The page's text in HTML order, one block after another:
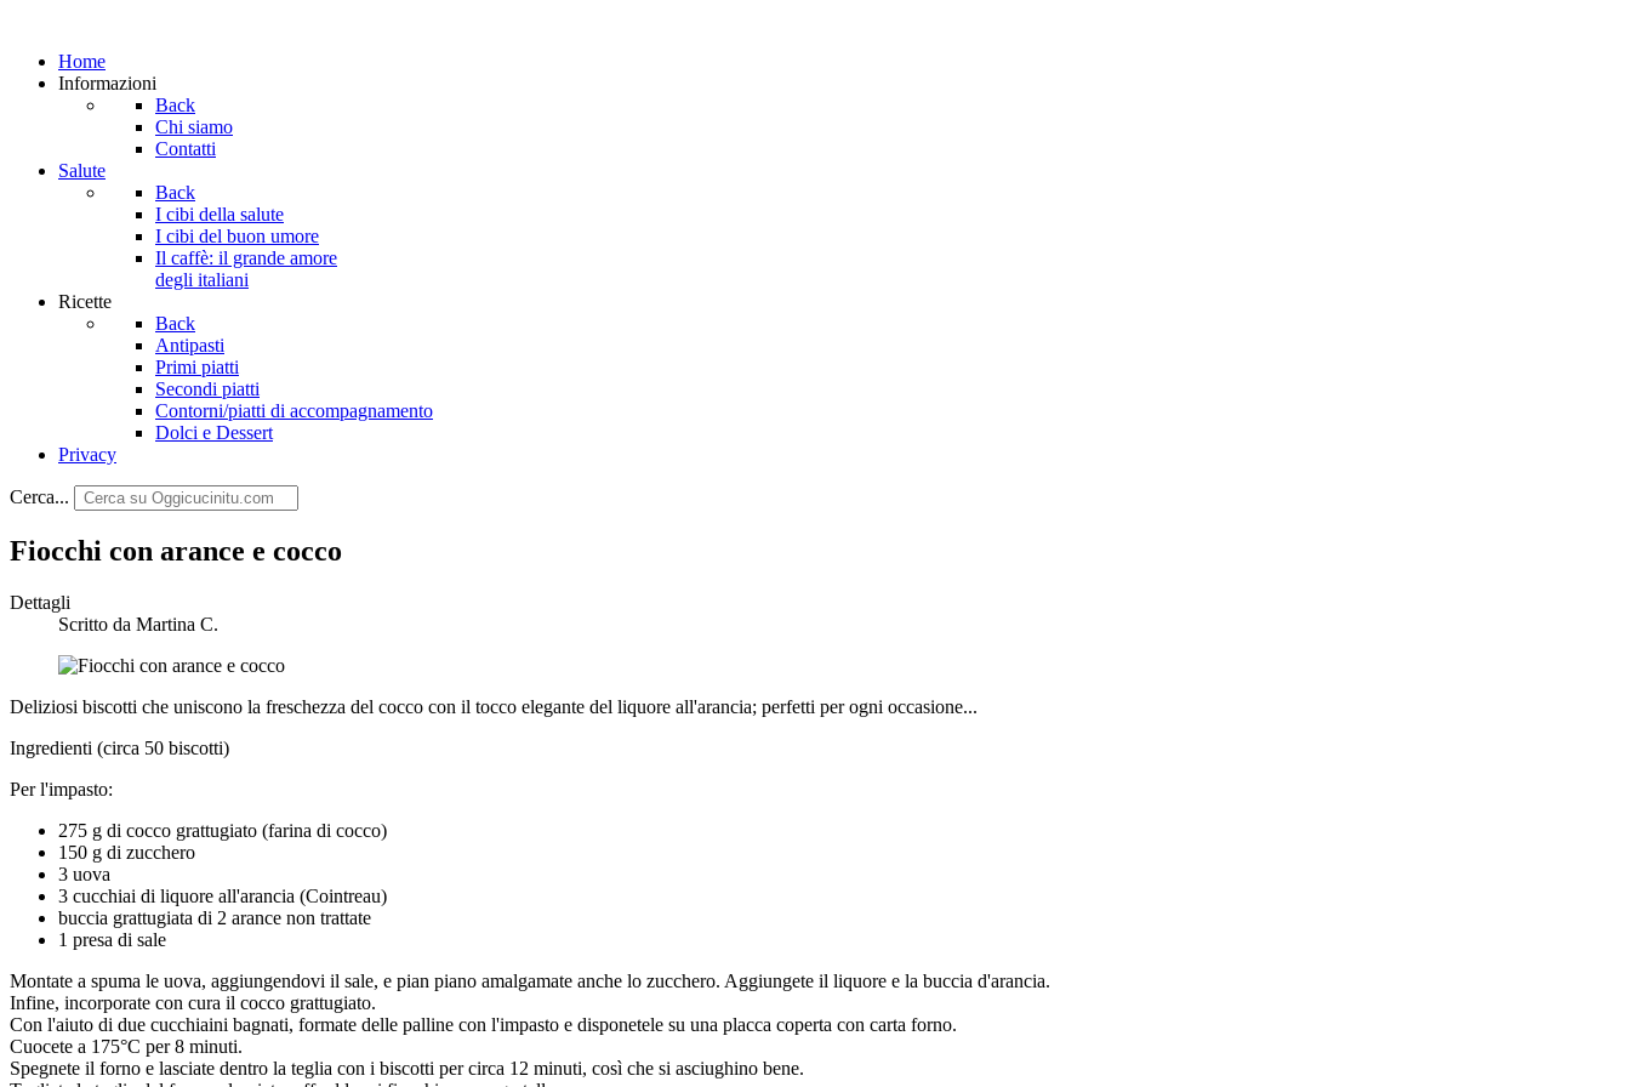
Home
Informazioni
Back
Chi siamo
Contatti
Salute
Back
I cibi della salute
I cibi del buon umore
Il caffè: il grande amore
degli italiani
Ricette
Back
Antipasti
Primi piatti
Secondi piatti
Contorni/piatti di accompagnamento
Dolci e Dessert
Privacy
Cerca...
Fiocchi con arance e cocco
Dettagli
Scritto da Martina C.
Deliziosi biscotti che uniscono la freschezza del cocco con il tocco elegante del liquore all'arancia; perfetti per ogni occasione...
Ingredienti (circa 50 biscotti)
Per l'impasto:
275 g di cocco grattugiato (farina di cocco)
150 g di zucchero
3 uova
3 cucchiai di liquore all'arancia (Cointreau)
buccia grattugiata di 2 arance non trattate
1 presa di sale
Montate a spuma le uova, aggiungendovi il sale, e pian piano amalgamate anche lo zucchero. Aggiungete il liquore e la buccia d'arancia.
Infine, incorporate con cura il cocco grattugiato.
Con l'aiuto di due cucchiaini bagnati, formate delle palline con l'impasto e disponetele su una placca coperta con carta forno.
Cuocete a 175°C per 8 minuti.
Spegnete il forno e lasciate dentro la teglia con i biscotti per circa 12 minuti, così che si asciughino bene.